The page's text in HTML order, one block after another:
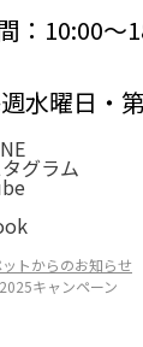
：10:00〜
水曜日・
トからのお知らせ
キャンペーン